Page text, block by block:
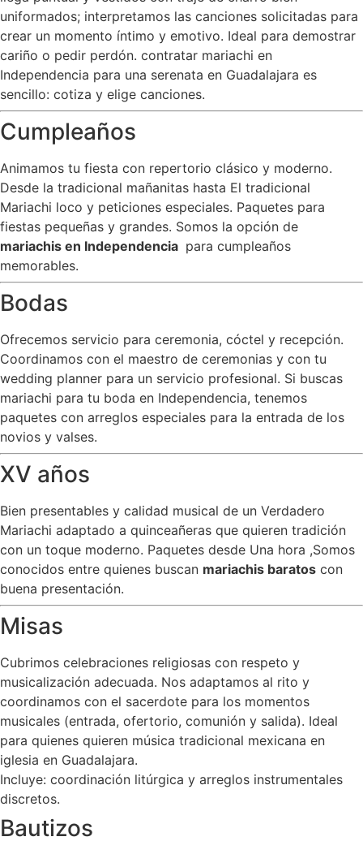
uniformados; interpretamos las canciones solicitadas para
crear un momento íntimo y emotivo. Ideal para demostrar
cariño o pedir perdón. contratar mariachi en
Independencia para una serenata en Guadalajara es
sencillo: cotiza y elige canciones.
Cumpleaños
Animamos tu fiesta con repertorio clásico y moderno.
Desde la tradicional mañanitas hasta El tradicional
Mariachi loco y peticiones especiales. Paquetes para
fiestas pequeñas y grandes. Somos la opción de
mariachis en Independencia para cumpleaños
memorables.
Bodas
Ofrecemos servicio para ceremonia, cóctel y recepción.
Coordinamos con el maestro de ceremonias y con tu
wedding planner para un servicio profesional. Si buscas
mariachi para tu boda en Independencia, tenemos
paquetes con arreglos especiales para la entrada de los
novios y valses.
XV años
Bien presentables y calidad musical de un Verdadero
Mariachi adaptado a quinceañeras que quieren tradición
con un toque moderno. Paquetes desde Una hora ,Somos
conocidos entre quienes buscan mariachis baratos con
buena presentación.
Misas
Cubrimos celebraciones religiosas con respeto y
musicalización adecuada. Nos adaptamos al rito y
coordinamos con el sacerdote para los momentos
musicales (entrada, ofertorio, comunión y salida). Ideal
para quienes quieren música tradicional mexicana en
iglesia en Guadalajara.
Incluye: coordinación litúrgica y arreglos instrumentales
discretos.
Bautizos